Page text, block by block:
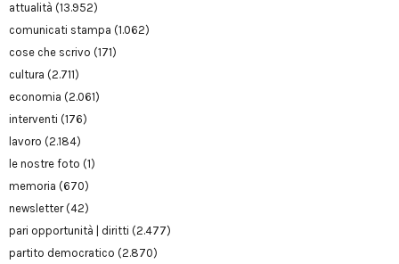
attualità (13.952)
comunicati stampa (1.062)
cose che scrivo (171)
cultura (2.711)
economia (2.061)
interventi (176)
lavoro (2.184)
le nostre foto (1)
memoria (670)
newsletter(42)
pari opportunità | diritti (2.477)
partito democratico (2.870)